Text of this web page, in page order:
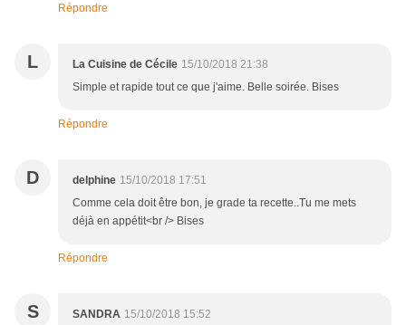
Répondre
L La Cuisine de Cécile 15/10/2018 21:38
Simple et rapide tout ce que j'aime. Belle soirée. Bises
Répondre
D delphine 15/10/2018 17:51
Comme cela doit être bon, je grade ta recette..Tu me mets
déjà en appétit<br /> Bises
Répondre
S SANDRA 15/10/2018 15:52